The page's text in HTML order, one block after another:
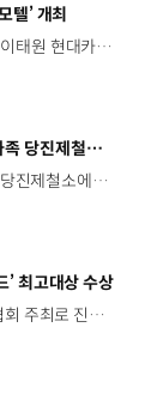
텔’ 개최
현대카드가 9월 19일부터 사흘간, 이태원 현대카드 구역 일대에서 ‘2025 현대카드 다빈치모텔’을 개최합니다. 다빈치모텔은 토크·공연·전시·버스킹과 같은 다채로운 프로그램을 통해, 예술·학문·경영·기술 등 각 분야의 독보적인 아이콘들을 만날 수 있는 현대카드의 문화 융복합 페스티벌인데요. 올해로 5회를 맞이하며 아트, 패션, 미스터리, 코미디, 뷰티 등 장르의 스펙트럼을 넓혀 총 39개 팀을 선별하고, K팝을 대표하는 아티스트와 강력한 글로벌 라인업, 대폭 강화된 아카데믹 콘텐츠 등을 마련했습니다. 특히, 올해 다빈치모텔은 1인당 예매수량을 늘리고, 이태원 전역의 스트리트 매장과 협업하는 등 ‘누구나 즐길 수 있는 축제’로서 지식과 감성의 경계를 넘나드는 경험을 제공할 예정입니다.
현대제철, 여름방학 맞이 임직원 가족 당진제철소 초청 견학
현대제철이 여름방학을 맞아 충남 당진제철소에서 임직원 가족 초청 견학 행사를 진행했습니다. 이번 행사는 임직원 가족들의 철강 산업에 대한 이해를 돕고, 현대제철 일원으로서 자긍심과 소속감을 강화하기 위해 마련됐는데요. 7월 29일부터 3주간 6차수에 걸쳐 총 480명이 참여했습니다. 당진제철소를 방문한 가족들은 새로 단장한 홍보관을 둘러보고, 부두, 철광석 저장 시설, 고로 공장과 압연공정 등 철강 생산 핵심 설비도 살펴봤습니다. 윤수빈 / 현대제철 윤태영 주임 자녀책으로만 보던 과정을 실제로 볼 수 있어서 신기했습니다. 앞으로도 이런 기회가 또 있었으면 좋겠습니다. 윤태영 주임 / 현대제철 당진제철소 시험검정팀아빠 회사 견학 프로그램에서 느낀게 있었으면 좋겠고, 앞으로도 지금처럼 튼튼하게 자랐으면 좋겠어. 현대제철은 앞으로도 매년 가족 초청 행사를 개최해 임직원과 가족이 공감할 수 있는 기회를 지속 확대할 계획입니다.
’ 최고대상 수상
현대모비스가 한국인터넷전문가협회 주최로 진행된 ‘2025 소셜아이어워드’에서 2관왕을 차지하며 디지털 커뮤니케이션 역량을 다시 한번 입증했습니다. 지난달 24일, 서울 양재 엘타워 그랜드홀에서 열린 소셜아이어워드는 SNS 플랫폼을 활용한 혁신 사례 중 가장 혁신적이고 모범적인 서비스를 선정해 시상하는 국내 최고 권위의 시상식인데요. 현대모비스의 ‘모비스라이브’는 자체 제작한 영상, 블로그, 뉴스레터 등의 다양한 콘텐츠로 일반인의 접근성과 이해도를 높여 블로그 분야 ‘최고대상’의 영예를 안았고, 현대모비스의 인스타그램은 전문성은 유지하면서도, 3D 애니메이션과 릴스처럼 젊은 구독자가 선호하는 유연한 전달 방식을 채택해 대기업 분야 ‘대상’을 수상했습니다.